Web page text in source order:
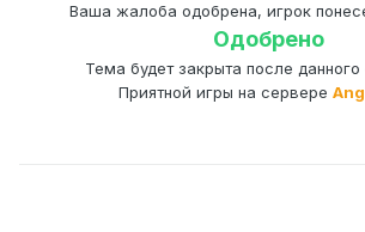
Ваша жалоба одобрена, игрок
Одобрено
Тема будет закрыта после
Приятной игры на сервере